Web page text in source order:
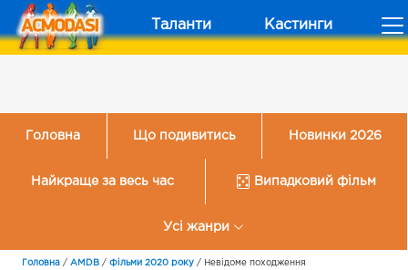
Таланти Кастинги
Головна Що подивитись Новинки 2026
Найкраще за весь час Випадковий фільм
Усі жанри
Головна / AMDB / Фільми 2020 року / Невідоме походження